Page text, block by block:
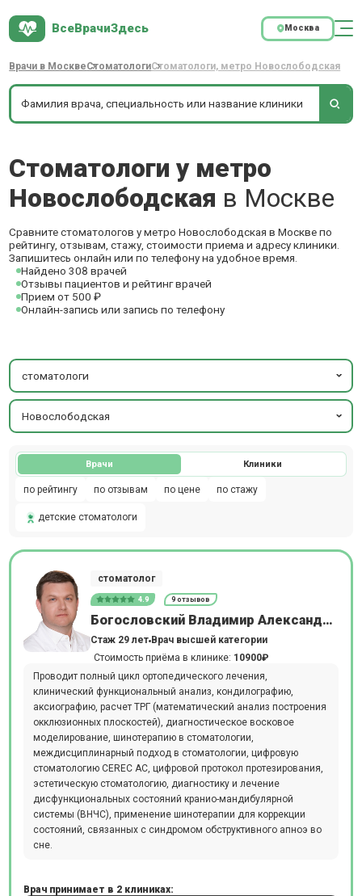
ВсеВрачиЗдесь Москва
Врачи в МосквеСтоматологиСтоматологи, метро Новослободская
Стоматологи у метро
Новослободская в Москве
Сравните стоматологов у метро Новослободская в Москве по
рейтингу, отзывам, стажу, стоимости приема и адресу клиники.
Запишитесь онлайн или по телефону на удобное время.
Найдено 308 врачей
Отзывы пациентов и рейтинг врачей
Прием от 500 ₽
Онлайн-запись или запись по телефону
стоматологи
Новослободская
Врачи Клиники
по рейтингу по отзывам по цене по стажу
детские стоматологи
стоматолог
4.9 9 отзывов
Богословский Владимир Александрович
Стаж 29 лет Врач высшей категории
Стоимость приёма в клинике: 10900₽
Проводит полный цикл ортопедического лечения,
клинический функциональный анализ, кондилографию,
аксиографию, расчет ТРГ (математический анализ построения
окклюзионных плоскостей), диагностическое восковое
моделирование, шинотерапию в стоматологии,
междисциплинарный подход в стоматологии, цифровую
стоматологию CEREC AC, цифровой протокол протезирования,
эстетическую стоматологию, диагностику и лечение
дисфункциональных состояний кранио-мандибулярной
системы (ВНЧС), применение шинотерапии для коррекции
состояний, связанных с синдромом обструктивного апноэ во
сне.
Врач принимает в 2 клиниках: